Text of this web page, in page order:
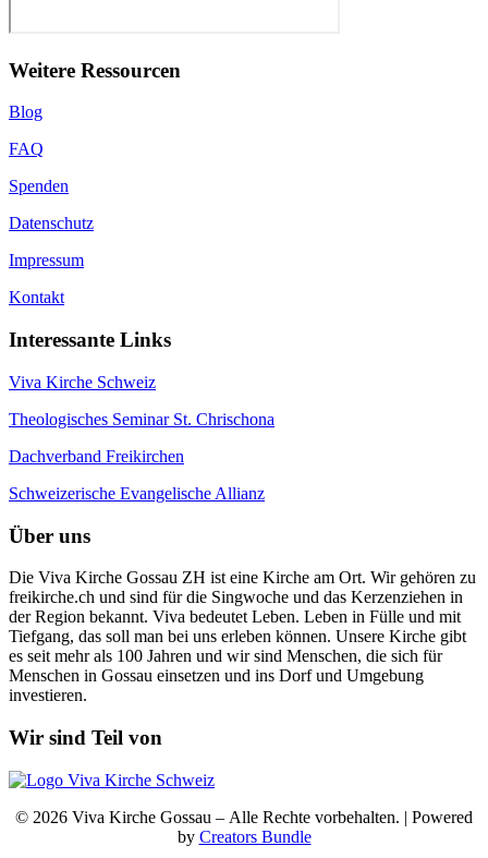
Weitere Ressourcen
Blog
FAQ
Spenden
Datenschutz
Impressum
Kontakt
Interessante Links
Viva Kirche Schweiz
Theologisches Seminar St. Chrischona
Dachverband Freikirchen
Schweizerische Evangelische Allianz
Über uns
Die Viva Kirche Gossau ZH ist eine Kirche am Ort. Wir gehören zu
freikirche.ch und sind für die Singwoche und das Kerzenziehen in
der Region bekannt. Viva bedeutet Leben. Leben in Fülle und mit
Tiefgang, das soll man bei uns erleben können. Unsere Kirche gibt
es seit mehr als 100 Jahren und wir sind Menschen, die sich für
Menschen in Gossau einsetzen und ins Dorf und Umgebung
investieren.
Wir sind Teil von
© 2026 Viva Kirche Gossau – Alle Rechte vorbehalten. | Powered
by Creators Bundle